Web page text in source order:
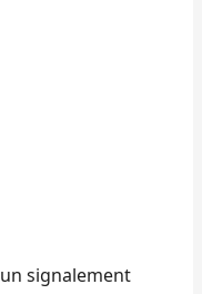
signalement